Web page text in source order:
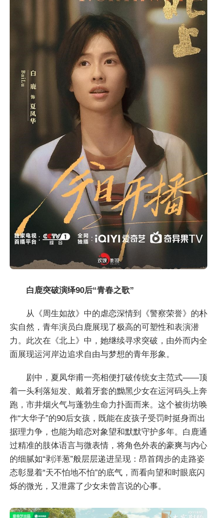
白鹿突破演绎90后“青春之歌”
从《周生如故》中的虐恋深情到《警察荣誉》的朴
实自然，青年演员白鹿展现了极高的可塑性和表演潜
力。此次在《北上》中，她继续寻求突破，由外而内全
面展现运河岸边追求自由与梦想的青年形象。
剧中，夏凤华甫一亮相便打破传统女主范式——顶
着一头利落短发、戴着牙套的黝黑少女在运河码头上奔
跑，市井烟火气与蓬勃生命力扑面而来。这个被街坊唤
作“大华子”的90后女孩，既能在皮孩子受罚时挺身而出
据理力争，也能为暗恋对象望和默默守护多年。白鹿通
过精准的肢体语言与微表情，将角色外表的豪爽与内心
的细腻如“剥洋葱”般层层递进呈现：昂首阔步的走路姿
态彰显着“天不怕地不怕”的底气，而看向望和时眼底闪
烁的微光，又泄露了少女未曾言说的心事。